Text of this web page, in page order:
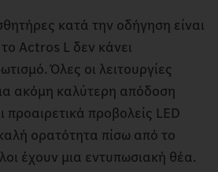
κατά την οδήγηση είναι
Actros L δεν κάνει
Όλες οι λειτουργίες
ακόμη καλύτερη απόδοση
προαιρετικά προβολείς LED
ορατότητα πίσω από το
έχουν μια εντυπωσιακή θέα.